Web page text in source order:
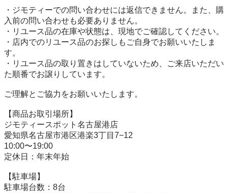
・ジモティーでの問い合わせには返信できません。また、購
入前の問い合わせも必要ありません。
・リユース品の在庫や状態は、現地でご確認してください。
・店内でのリユース品のお探しもご自身でお願いいたしま
す。
・リユース品の取り置きはしていないため、ご来店いただい
た順番でお譲りしています。
ご理解とご協力をお願いいたします。
【商品お取引場所】
ジモティースポット名古屋港店
愛知県名古屋市港区港楽3丁目7−12
10:00〜19:00
定休日：年末年始
【駐⾞場】
駐車場台数：8台